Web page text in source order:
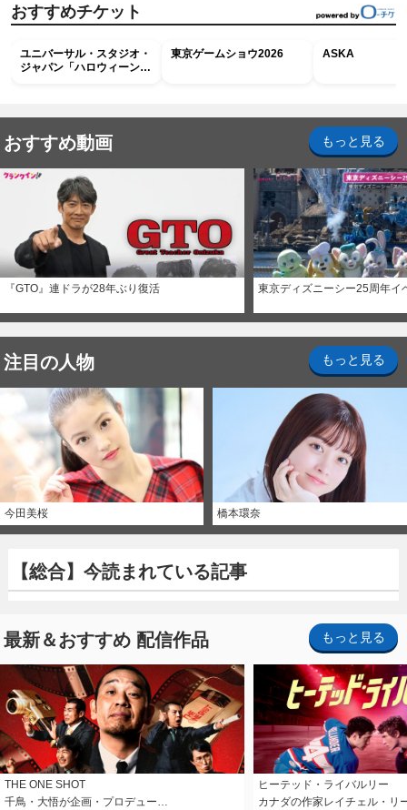
おすすめチケット
ユニバーサル・スタジオ・
ジャパン「ハロウィーン・
東京ゲームショウ2026 ASKA
おすすめ動画 もっと見る
『GTO』連ドラが28年ぶり復活 東京ディズニーシー25周年イ
注目の人物 もっと見る
今田美桜 橋本環奈
【総合】今読まれている記事
最新＆おすすめ 配信作品 もっと見る
THE ONE SHOT
千鳥・大悟が企画・プロデュー…
ヒーテッド・ライバルリー
カナダの作家レイチェル・リ